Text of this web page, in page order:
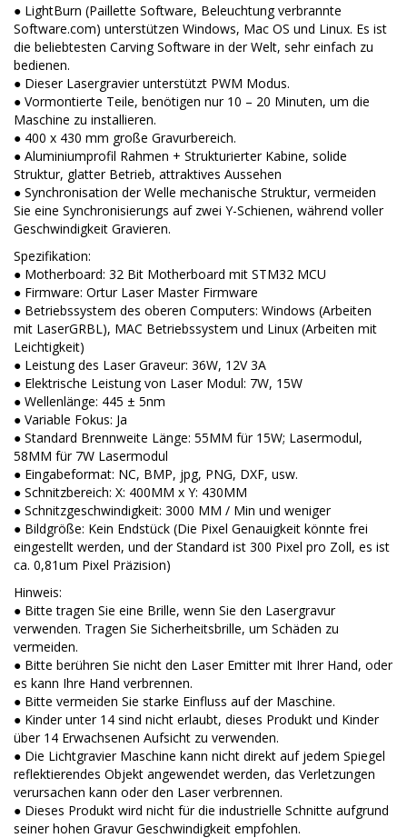
● LightBurn (Paillette Software, Beleuchtung verbrannte
Software.com) unterstützen Windows, Mac OS und Linux. Es ist
die beliebtesten Carving Software in der Welt, sehr einfach zu
bedienen.
● Dieser Lasergravier unterstützt PWM Modus.
● Vormontierte Teile, benötigen nur 10 – 20 Minuten, um die
Maschine zu installieren.
● 400 x 430 mm große Gravurbereich.
● Aluminiumprofil Rahmen + Strukturierter Kabine, solide
Struktur, glatter Betrieb, attraktives Aussehen
● Synchronisation der Welle mechanische Struktur, vermeiden
Sie eine Synchronisierungs auf zwei Y-Schienen, während voller
Geschwindigkeit Gravieren.
Spezifikation:
● Motherboard: 32 Bit Motherboard mit STM32 MCU
● Firmware: Ortur Laser Master Firmware
● Betriebssystem des oberen Computers: Windows (Arbeiten
mit LaserGRBL), MAC Betriebssystem und Linux (Arbeiten mit
Leichtigkeit)
● Leistung des Laser Graveur: 36W, 12V 3A
● Elektrische Leistung von Laser Modul: 7W, 15W
● Wellenlänge: 445 ± 5nm
● Variable Fokus: Ja
● Standard Brennweite Länge: 55MM für 15W; Lasermodul,
58MM für 7W Lasermodul
● Eingabeformat: NC, BMP, jpg, PNG, DXF, usw.
● Schnitzbereich: X: 400MM x Y: 430MM
● Schnitzgeschwindigkeit: 3000 MM / Min und weniger
● Bildgröße: Kein Endstück (Die Pixel Genauigkeit könnte frei
eingestellt werden, und der Standard ist 300 Pixel pro Zoll, es ist
ca. 0,81um Pixel Präzision)
Hinweis:
● Bitte tragen Sie eine Brille, wenn Sie den Lasergravur
verwenden. Tragen Sie Sicherheitsbrille, um Schäden zu
vermeiden.
● Bitte berühren Sie nicht den Laser Emitter mit Ihrer Hand, oder
es kann Ihre Hand verbrennen.
● Bitte vermeiden Sie starke Einfluss auf der Maschine.
● Kinder unter 14 sind nicht erlaubt, dieses Produkt und Kinder
über 14 Erwachsenen Aufsicht zu verwenden.
● Die Lichtgravier Maschine kann nicht direkt auf jedem Spiegel
reflektierendes Objekt angewendet werden, das Verletzungen
verursachen kann oder den Laser verbrennen.
● Dieses Produkt wird nicht für die industrielle Schnitte aufgrund
seiner hohen Gravur Geschwindigkeit empfohlen.